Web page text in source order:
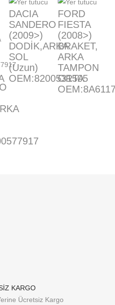
DACIA
SANDERO
(2009>)
DODİK,ARKA
SOL
(Uzun)
OEM:8200531505
FORD
FIESTA
(2008>)
BRAKET,
ARKA
TAMPON
ORTA
KARGO
Ücretsiz Kargo